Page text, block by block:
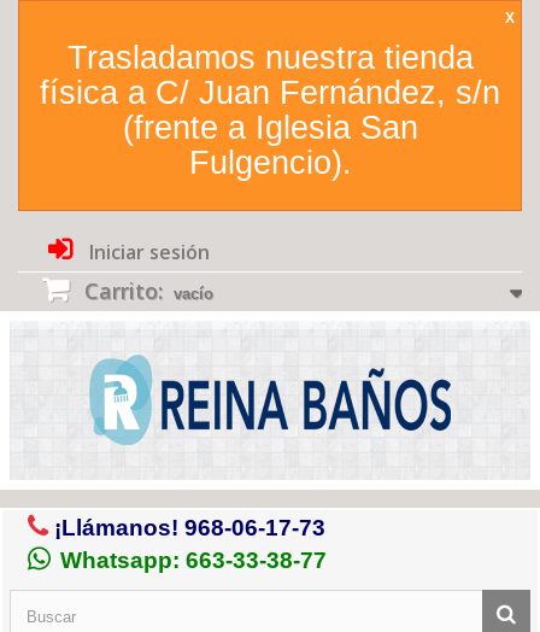
Trasladamos nuestra tienda
física a C/ Juan Fernández, s/n
(frente a Iglesia San
Fulgencio).
X
Iniciar sesión
Carrito: vacío
¡Llámanos! 968-06-17-73
Whatsapp: 663-33-38-77